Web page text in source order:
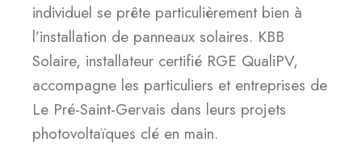
individuel se prête particulièrement bien à
l’installation de panneaux solaires. KBB
Solaire, installateur certifié RGE QualiPV,
accompagne les particuliers et entreprises de
Le Pré-Saint-Gervais dans leurs projets
photovoltaïques clé en main.